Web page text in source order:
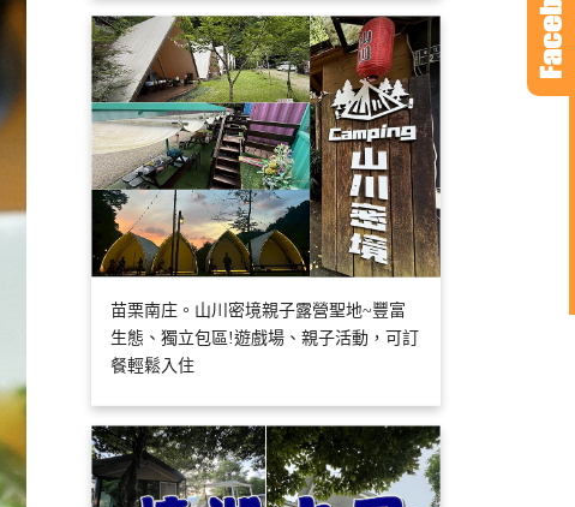
苗栗南庄。山川密境親子露營聖地~豐富
生態、獨立包區!遊戲場、親子活動，可訂
餐輕鬆入住